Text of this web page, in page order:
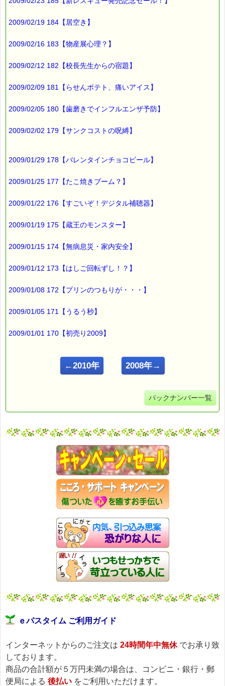
2009/02/19 184【居空き】
2009/02/16 183【物産展心理？】
2009/02/12 182【校長先生からの宿題】
2009/02/09 181【らせんポテト、痛いアイス】
2009/02/05 180【歯磨きでインフルエンザ予防】
2009/02/02 179【サンクコストの呪縛】
2009/01/29 178【バレンタインチョコビール】
2009/01/25 177【たこ焼きブーム？】
2009/01/22 176【すごいぞ！デジタル補聴器】
2009/01/19 175【蔵王のモンスター】
2009/01/15 174【無病息災・家内安全】
2009/01/12 173【はしご回転ずし！？】
2009/01/08 172【プリンのつもりが・・・】
2009/01/05 171【うるう秒】
2009/01/01 170【初売り2009】
←2010年 2008年→
バックナンバー一覧
ｅパスタイム ご利用ガイド
インターネットからのご注文は 24時間年中無休でお承り致
しております。
商品の合計額が５万円未満の場合は、コンビニ・銀行・郵
便局による 後払い をご利用いただけます。